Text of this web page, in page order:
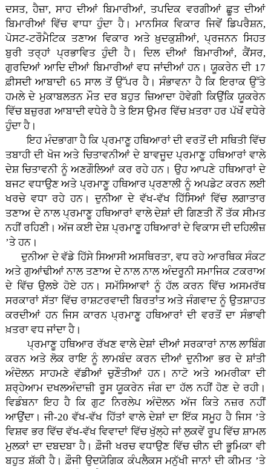
ਦਸਤ, ਹੈਜ਼ਾ, ਸਾਹ ਦੀਆਂ ਬਿਮਾਰੀਆਂ, ਤਪਦਿਕ ਵਰਗੀਆਂ ਛੂਤ ਦੀਆਂ
ਬਿਮਾਰੀਆਂ ਵਿੱਚ ਵਾਧਾ ਹੁੰਦਾ ਹੈ। ਮਾਨਸਿਕ ਵਿਕਾਰ ਜਿਵੇਂ ਡਿਪਰੈਸ਼ਨ,
ਪੋਸਟ-ਟਰੌਮੈਟਿਕ ਤਣਾਅ ਵਿਕਾਰ ਅਤੇ ਖ਼ੁਦਕੁਸ਼ੀਆਂ, ਪ੍ਰਜਨਨ ਸਿਹਤ
ਬੁਰੀ ਤਰ੍ਹਾਂ ਪ੍ਰਭਾਵਿਤ ਹੁੰਦੀ ਹੈ। ਦਿਲ ਦੀਆਂ ਬਿਮਾਰੀਆਂ, ਕੈਂਸਰ,
ਗੁਰਦਿਆਂ ਆਦਿ ਦੀਆਂ ਬਿਮਾਰੀਆਂ ਵਧ ਜਾਂਦੀਆਂ ਹਨ। ਯੂਕਰੇਨ ਦੀ 17
ਫ਼ੀਸਦੀ ਆਬਾਦੀ 65 ਸਾਲ ਤੋਂ ਉੱਪਰ ਹੈ। ਸੰਭਾਵਨਾ ਹੈ ਕਿ ਇਰਾਕ ਉੱਤੇ
ਹਮਲੇ ਦੇ ਮੁਕਾਬਲਤਨ ਮੌਤ ਦਰ ਬਹੁਤ ਜ਼ਿਆਦਾ ਹੋਵੇਗੀ ਕਿਉਂਕਿ ਯੂਕਰੇਨ
ਵਿੱਚ ਬਜ਼ੁਰਗ ਆਬਾਦੀ ਵਧੇਰੇ ਹੈ ਤੇ ਇਸ ਉਮਰ ਵਿੱਚ ਖ਼ਤਰਾ ਹਰ ਪੱਖੋਂ ਵਧੇਰੇ
ਹੁੰਦਾ ਹੈ।
ਇਹ ਮੰਦਭਾਗਾ ਹੈ ਕਿ ਪ੍ਰਮਾਣੂ ਹਥਿਆਰਾਂ ਦੀ ਵਰਤੋਂ ਦੀ ਸਥਿਤੀ ਵਿੱਚ
ਤਬਾਹੀ ਦੀ ਖੋਜ ਅਤੇ ਚਿਤਾਵਨੀਆਂ ਦੇ ਬਾਵਜੂਦ ਪ੍ਰਮਾਣੂ ਹਥਿਆਰਾਂ ਵਾਲੇ
ਦੇਸ਼ ਚਿਤਾਵਨੀ ਨੂੰ ਅਣਗੌਲਿਆਂ ਕਰ ਰਹੇ ਹਨ। ਉਹ ਆਪਣੇ ਹਥਿਆਰਾਂ ਦੇ
ਬਜਟ ਵਧਾਉਣ ਅਤੇ ਪ੍ਰਮਾਣੂ ਹਥਿਆਰ ਪ੍ਰਣਾਲੀ ਨੂੰ ਅਪਡੇਟ ਕਰਨ ਲਈ
ਖਰਚੇ ਵਧਾ ਰਹੇ ਹਨ। ਦੁਨੀਆ ਦੇ ਵੱਖ-ਵੱਖ ਹਿੱਸਿਆਂ ਵਿੱਚ ਲਗਾਤਾਰ
ਤਣਾਅ ਦੇ ਨਾਲ ਪ੍ਰਮਾਣੂ ਹਥਿਆਰਾਂ ਵਾਲੇ ਦੇਸ਼ਾਂ ਦੀ ਗਿਣਤੀ ਨੌਂ ਤੱਕ ਸੀਮਤ
ਨਹੀਂ ਰਹਿਣੀ। ਅੱਜ ਕਈ ਦੇਸ਼ ਪ੍ਰਮਾਣੂ ਹਥਿਆਰਾਂ ਦੇ ਵਿਕਾਸ ਦੀ ਦਹਿਲੀਜ਼
’ਤੇ ਹਨ।
ਦੁਨੀਆ ਦੇ ਵੱਡੇ ਹਿੱਸੇ ਸਿਆਸੀ ਅਸਥਿਰਤਾ, ਵਧ ਰਹੇ ਆਰਥਿਕ ਸੰਕਟ
ਅਤੇ ਗੁਆਂਢੀਆਂ ਨਾਲ ਤਣਾਅ ਦੇ ਨਾਲ ਨਾਲ ਅੰਦਰੂਨੀ ਸਮਾਜਿਕ ਟਕਰਾਅ
ਦੇ ਵਿੱਚ ਉਲਝੇ ਹੋਏ ਹਨ। ਸਮੱਸਿਆਵਾਂ ਨੂੰ ਹੱਲ ਕਰਨ ਵਿੱਚ ਅਸਮਰੱਥ
ਸਰਕਾਰਾਂ ਸੱਤਾ ਵਿੱਚ ਰਾਸ਼ਟਰਵਾਦੀ ਬਿਰਤਾਂਤ ਅਤੇ ਜੰਗਵਾਦ ਨੂੰ ਉਤਸ਼ਾਹਤ
ਕਰਦੀਆਂ ਹਨ ਜਿਸ ਕਾਰਨ ਪ੍ਰਮਾਣੂ ਹਥਿਆਰਾਂ ਦੀ ਵਰਤੋਂ ਦਾ ਸੰਭਾਵੀ
ਖ਼ਤਰਾ ਵਧ ਜਾਂਦਾ ਹੈ।
ਪ੍ਰਮਾਣੂ ਹਥਿਆਰ ਰੱਖਣ ਵਾਲੇ ਦੇਸ਼ਾਂ ਦੀਆਂ ਸਰਕਾਰਾਂ ਨਾਲ ਲਾਬਿੰਗ
ਕਰਨ ਅਤੇ ਲੋਕ ਰਾਇ ਨੂੰ ਲਾਮਬੰਦ ਕਰਨ ਦੀਆਂ ਦੁਨੀਆ ਭਰ ਦੇ ਸ਼ਾਂਤੀ
ਅੰਦੋਲਨ ਸਾਹਮਣੇ ਵੱਡੀਆਂ ਚੁਣੌਤੀਆਂ ਹਨ। ਨਾਟੋ ਅਤੇ ਅਮਰੀਕਾ ਦੀ
ਸ਼ਰ੍ਹੇਆਮ ਦਖਲਅੰਦਾਜ਼ੀ ਰੂਸ ਯੂਕਰੇਨ ਜੰਗ ਦਾ ਹੱਲ ਨਹੀਂ ਹੋਣ ਦੇ ਰਹੀ।
ਵਿਡੰਬਨਾ ਇਹ ਹੈ ਕਿ ਗੁਟ ਨਿਰਲੇਪ ਅੰਦੋਲਨ ਅੱਜ ਕਿਤੇ ਨਜ਼ਰ ਨਹੀਂ
ਆਉਂਦਾ। ਜੀ-20 ਵੱਖ-ਵੱਖ ਹਿੱਤਾਂ ਵਾਲੇ ਦੇਸ਼ਾਂ ਦਾ ਇੱਕ ਸਮੂਹ ਹੈ ਜਿਸ ’ਤੇ
ਵਿਸ਼ਵ ਭਰ ਵਿੱਚ ਵੱਖ-ਵੱਖ ਵਿਵਾਦਾਂ ਵਿੱਚ ਖੁੱਲ੍ਹੇ ਜਾਂ ਲੁਕਵੇਂ ਰੂਪ ਵਿੱਚ ਸ਼ਾਮਲ
ਮੁਲਕਾਂ ਦਾ ਦਬਦਬਾ ਹੈ। ਫ਼ੌਜੀ ਖਰਚ ਵਧਾਉਣ ਵਿੱਚ ਚੀਨ ਦੀ ਭੂਮਿਕਾ ਵੀ
ਬਹੁਤ ਸ਼ੱਕੀ ਹੈ। ਫ਼ੌਜੀ ਉਦਯੋਗਿਕ ਕੰਪਲੈਕਸ ਮਨੁੱਖੀ ਜਾਨਾਂ ਦੀ ਕੀਮਤ ’ਤੇ